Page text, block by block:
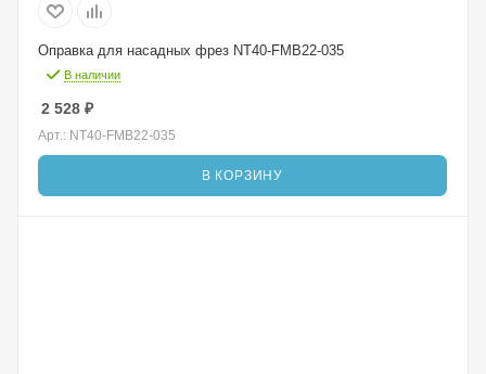
Оправка для насадных фрез NT40-FMB22-035
В наличии
2 528 ₽
Арт.: NT40-FMB22-035
В КОРЗИНУ